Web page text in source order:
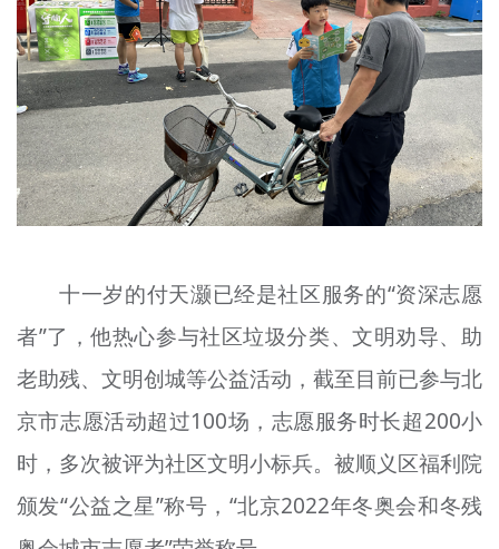
十一岁的付天灏已经是社区服务的“资深志愿
者”了，他热心参与社区垃圾分类、文明劝导、助
老助残、文明创城等公益活动，截至目前已参与北
京市志愿活动超过100场，志愿服务时长超200小
时，多次被评为社区文明小标兵。被顺义区福利院
颁发“公益之星”称号，“北京2022年冬奥会和冬残